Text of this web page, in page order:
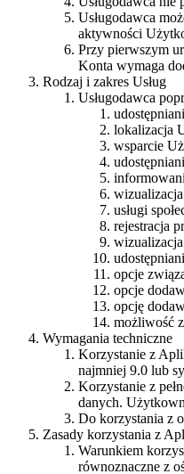
Usługodawca
aktywności
Przy pierwszym
Konta wymaga
Rodzaj i zakres Usług
Usługodawca
lokalizacja
wsparcie
usługi
rejestracja
opcje
opcje
opcję
możliwość
Wymagania techniczne
Korzystanie z
najmniej 9.0 lub
Korzystanie z
danych.
Do korzystania z
Zasady korzystania z
Warunkiem
równoznaczne z